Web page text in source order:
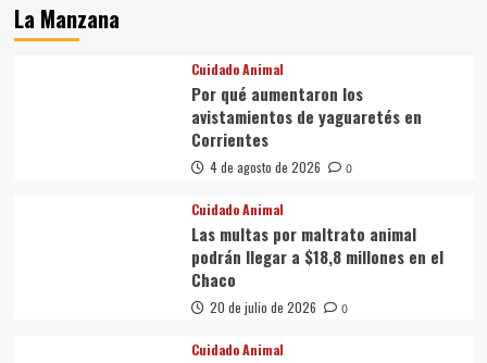
La Manzana
Cuidado Animal
Por qué aumentaron los
avistamientos de yaguaretés en
Corrientes
4 de agosto de 2026 0
Cuidado Animal
Las multas por maltrato animal
podrán llegar a $18,8 millones en el
Chaco
20 de julio de 2026 0
Cuidado Animal